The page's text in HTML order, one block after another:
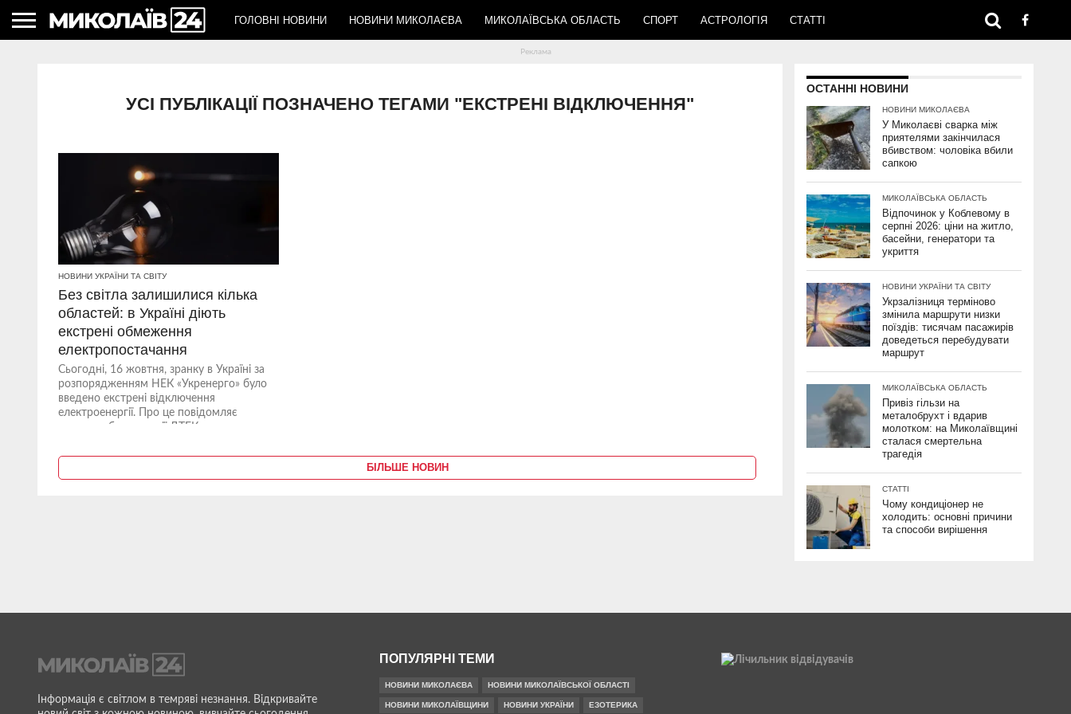
ГОЛОВНІ НОВИНИ НОВИНИ МИКОЛАЄВА МИКОЛАЇВСЬКА ОБЛАСТЬ СПОРТ АСТРОЛОГІЯ СТАТТІ
УСІ ПУБЛІКАЦІЇ ПОЗНАЧЕНО ТЕГАМИ "ЕКСТРЕНІ ВІДКЛЮЧЕННЯ"
НОВИНИ УКРАЇНИ ТА СВІТУ
Без світла залишилися кілька
областей: в Україні діють
екстрені обмеження
електропостачання
Сьогодні, 16 жовтня, зранку в Україні за
розпорядженням НЕК «Укренерго» було
введено екстрені відключення
електроенергії. Про це повідомляє
пресслужба компанії ДТЕК, передає...
БІЛЬШЕ НОВИН
ОСТАННІ НОВИНИ
НОВИНИ МИКОЛАЄВА
У Миколаєві сварка між
приятелями закінчилася
вбивством: чоловіка вбили
сапкою
МИКОЛАЇВСЬКА ОБЛАСТЬ
Відпочинок у Коблевому в
серпні 2026: ціни на житло,
басейни, генератори та
укриття
НОВИНИ УКРАЇНИ ТА СВІТУ
Укрзалізниця терміново
змінила маршрути низки
поїздів: тисячам пасажирів
доведеться перебудувати
маршрут
МИКОЛАЇВСЬКА ОБЛАСТЬ
Привіз гільзи на
металобрухт і вдарив
молотком: на Миколаївщині
сталася смертельна
трагедія
СТАТТІ
Чому кондиціонер не
холодить: основні причини
та способи вирішення
Інформація є світлом в темряві незнання. Відкривайте
ПОПУЛЯРНІ ТЕМИ
НОВИНИ МИКОЛАЄВА НОВИНИ МИКОЛАЇВСЬКОЇ ОБЛАСТІ
НОВИНИ МИКОЛАЇВЩИНИ НОВИНИ УКРАЇНИ ЕЗОТЕРИКА